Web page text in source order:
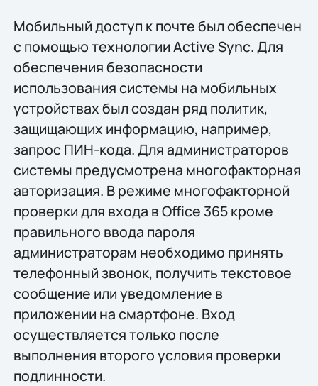
Мобильный доступ к почте был обеспечен
с помощью технологии Active Sync. Для
обеспечения безопасности
использования системы на мобильных
устройствах был создан ряд политик,
защищающих информацию, например,
запрос ПИН-кода. Для администраторов
системы предусмотрена многофакторная
авторизация. В режиме многофакторной
проверки для входа в Office 365 кроме
правильного ввода пароля
администраторам необходимо принять
телефонный звонок, получить текстовое
сообщение или уведомление в
приложении на смартфоне. Вход
осуществляется только после
выполнения второго условия проверки
подлинности.